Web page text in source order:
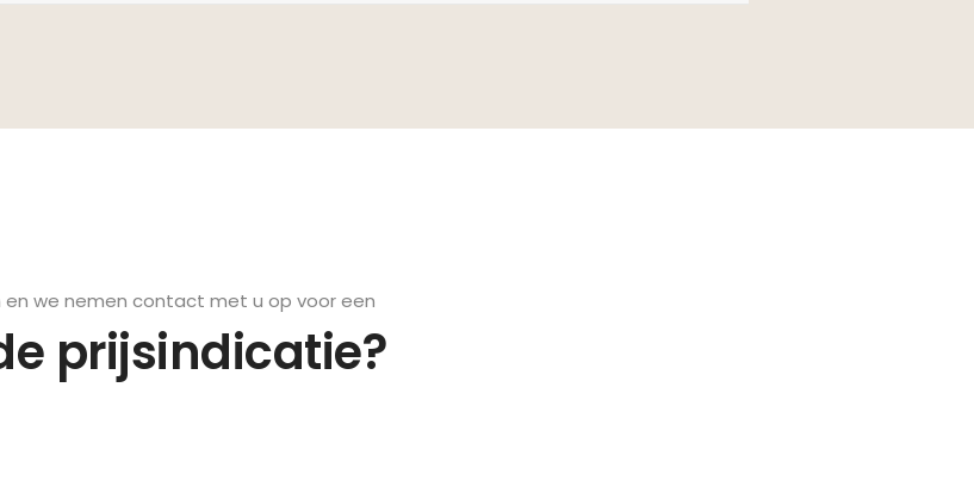
we nemen contact met u op voor een
prijsindicatie?